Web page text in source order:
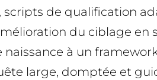
de qualification
du ciblage en
à un
large, domptée et